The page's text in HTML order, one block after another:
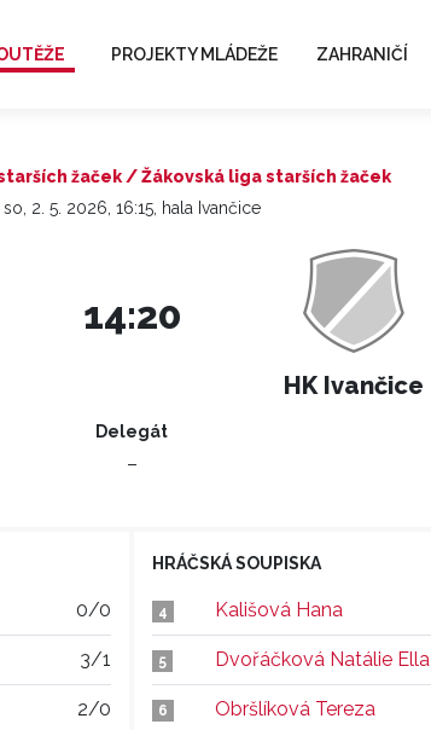
PROJEKTY MLÁDEŽE ZAHRANIČÍ
žaček / Žákovská liga starších žaček
so, 2. 5. 2026, 16:15, hala Ivančice
14:20
HK Ivančice
Delegát
–
0/0
3/1
2/0
HRÁČSKÁ SOUPISKA
4 Kališová Hana
5 Dvořáčková Natálie Ella
6 Obršlíková Tereza